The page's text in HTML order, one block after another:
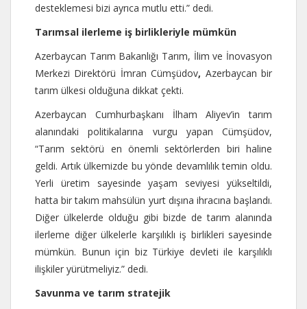
desteklemesi bizi ayrıca mutlu etti.” dedi.
Tarımsal ilerleme iş birlikleriyle mümkün
Azerbaycan Tarım Bakanlığı Tarım, İlim ve İnovasyon
Merkezi Direktörü İmran Cümşüdov, Azerbaycan bir
tarım ülkesi olduğuna dikkat çekti.
Azerbaycan Cumhurbaşkanı İlham Aliyev’in tarım
alanındaki politikalarına vurgu yapan Cümşüdov,
“Tarım sektörü en önemli sektörlerden biri haline
geldi. Artık ülkemizde bu yönde devamlılık temin oldu.
Yerli üretim sayesinde yaşam seviyesi yükseltildi,
hatta bir takım mahsülün yurt dışına ihracına başlandı.
Diğer ülkelerde olduğu gibi bizde de tarım alanında
ilerleme diğer ülkelerle karşılıklı iş birlikleri sayesinde
mümkün. Bunun için biz Türkiye devleti ile karşılıklı
ilişkiler yürütmeliyiz.” dedi.
Savunma ve tarım stratejik